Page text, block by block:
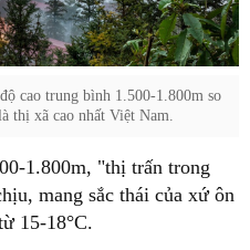
cao trung bình 1.500-1.800m so
thị xã cao nhất Việt Nam.
1.800m, "thị trấn trong
mang sắc thái của xứ ôn
15-18°C.